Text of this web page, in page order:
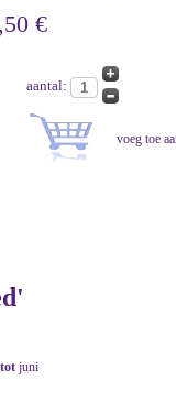
€
aantal:
tot juni